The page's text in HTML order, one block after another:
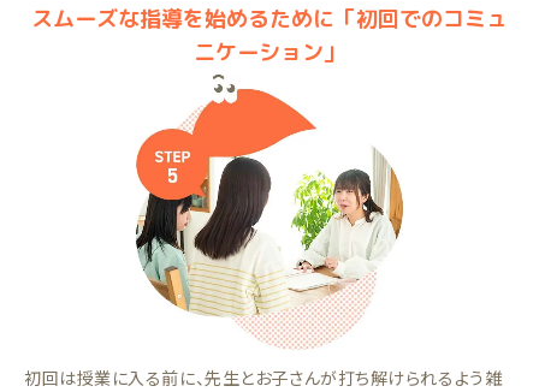
スムーズな指導を始めるために「初回でのコミュ
ニケーション」
初回は授業に入る前に、先生とお子さんが打ち解けられるよう雑